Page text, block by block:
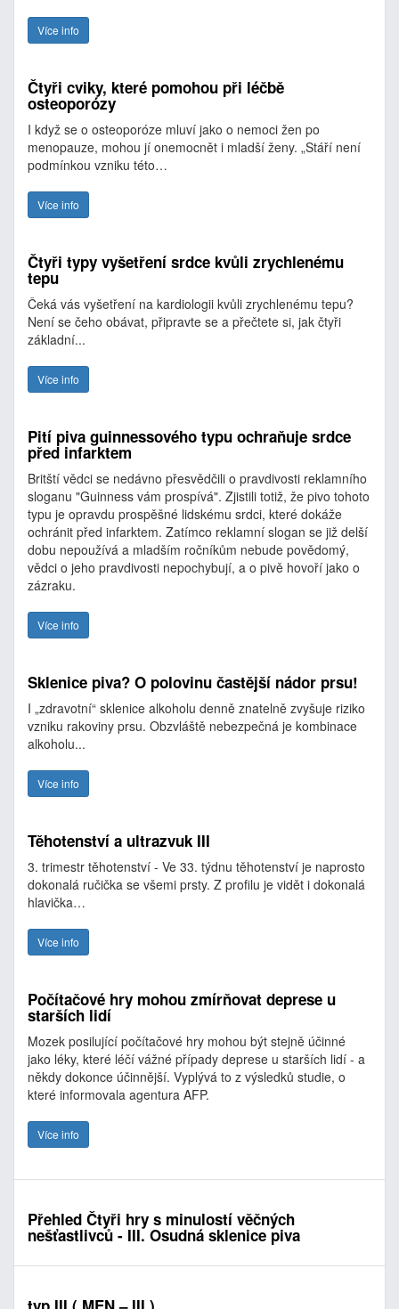
Více info
Čtyři cviky, které pomohou při léčbě
osteoporózy
I když se o osteoporóze mluví jako o nemoci žen po
menopauze, mohou jí onemocnět i mladší ženy. „Stáří není
podmínkou vzniku této…
Více info
Čtyři typy vyšetření srdce kvůli zrychlenému
tepu
Čeká vás vyšetření na kardiologii kvůli zrychlenému tepu?
Není se čeho obávat, připravte se a přečtete si, jak čtyři
základní...
Více info
Pití piva guinnessového typu ochraňuje srdce
před infarktem
Britští vědci se nedávno přesvědčili o pravdivosti reklamního
sloganu "Guinness vám prospívá". Zjistili totiž, že pivo tohoto
typu je opravdu prospěšné lidskému srdci, které dokáže
ochránit před infarktem. Zatímco reklamní slogan se již delší
dobu nepoužívá a mladším ročníkům nebude povědomý,
vědci o jeho pravdivosti nepochybují, a o pivě hovoří jako o
zázraku.
Více info
Sklenice piva? O polovinu častější nádor prsu!
I „zdravotní“ sklenice alkoholu denně znatelně zvyšuje riziko
vzniku rakoviny prsu. Obzvláště nebezpečná je kombinace
alkoholu...
Více info
Těhotenství a ultrazvuk III
3. trimestr těhotenství - Ve 33. týdnu těhotenství je naprosto
dokonalá ručička se všemi prsty. Z profilu je vidět i dokonalá
hlavička…
Více info
Počítačové hry mohou zmírňovat deprese u
starších lidí
Mozek posilující počítačové hry mohou být stejně účinné
jako léky, které léčí vážné případy deprese u starších lidí - a
někdy dokonce účinnější. Vyplývá to z výsledků studie, o
které informovala agentura AFP.
Více info
Přehled Čtyři hry s minulostí věčných
nešťastlivců - III. Osudná sklenice piva